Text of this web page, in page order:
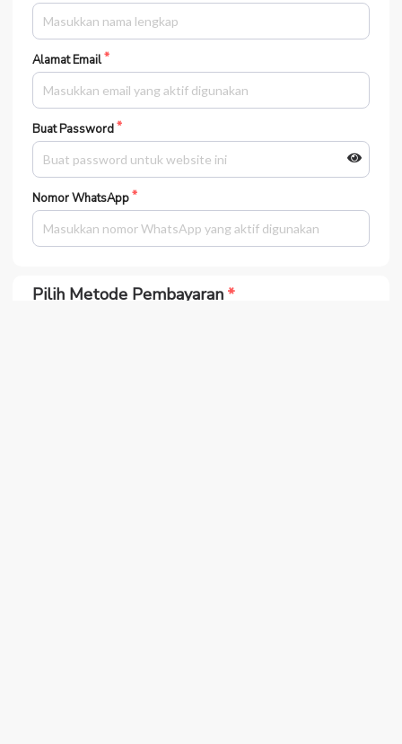
Alamat Email
Buat Password
Nomor WhatsApp
Pilih Metode Pembayaran